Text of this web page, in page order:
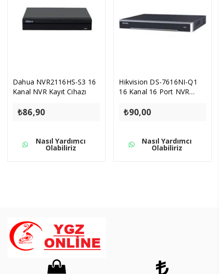
Dahua NVR2116HS-S3 16
Kanal NVR Kayıt Cihazı
₺86,90
Nasıl Yardımcı
Olabiliriz
Hikvision DS-7616NI-Q1
16 Kanal 16 Port NVR
₺90,00
Nasıl Yardımcı
Olabiliriz